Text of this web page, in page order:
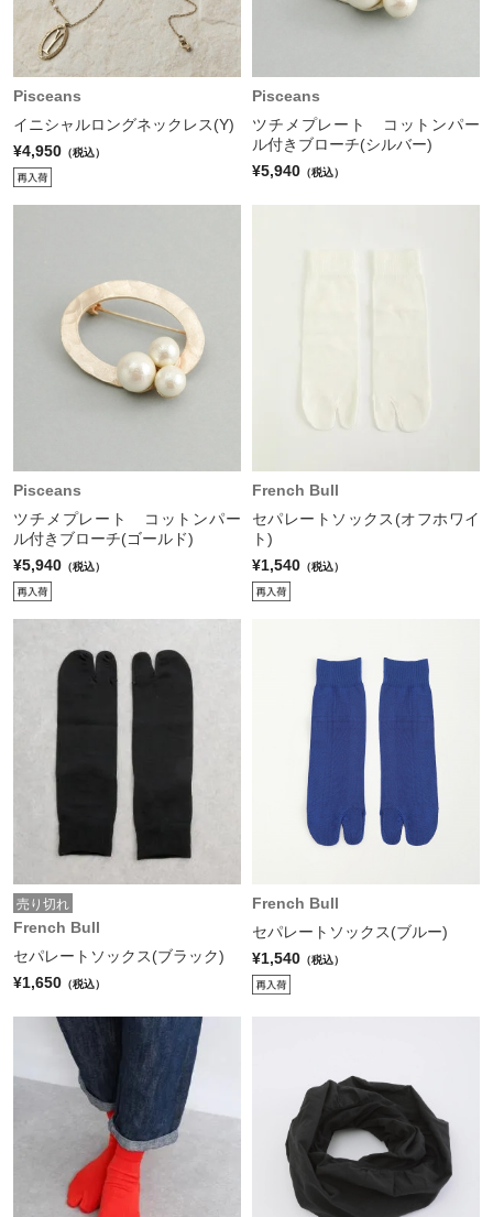
Pisceans
イニシャルロングネックレス(Y)
¥4,950 （税込）
Pisceans
ツチメプレート コットンパー
ル付きブローチ(シルバー)
¥5,940 （税込）
Pisceans
ツチメプレート コットンパー
ル付きブローチ(ゴールド)
¥5,940 （税込）
French Bull
セパレートソックス(オフホワイ
ト)
¥1,540 （税込）
売り切れ
French Bull
セパレートソックス(ブラック)
¥1,650 （税込）
French Bull
セパレートソックス(ブルー)
¥1,540 （税込）